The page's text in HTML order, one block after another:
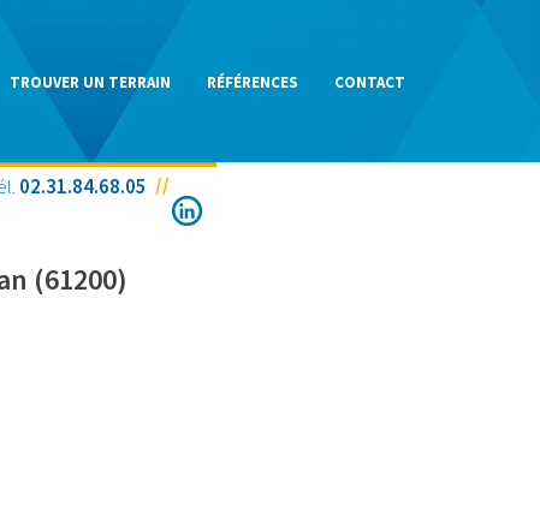
TROUVER UN TERRAIN RÉFÉRENCES CONTACT
02.31.84.68.05
(61200)